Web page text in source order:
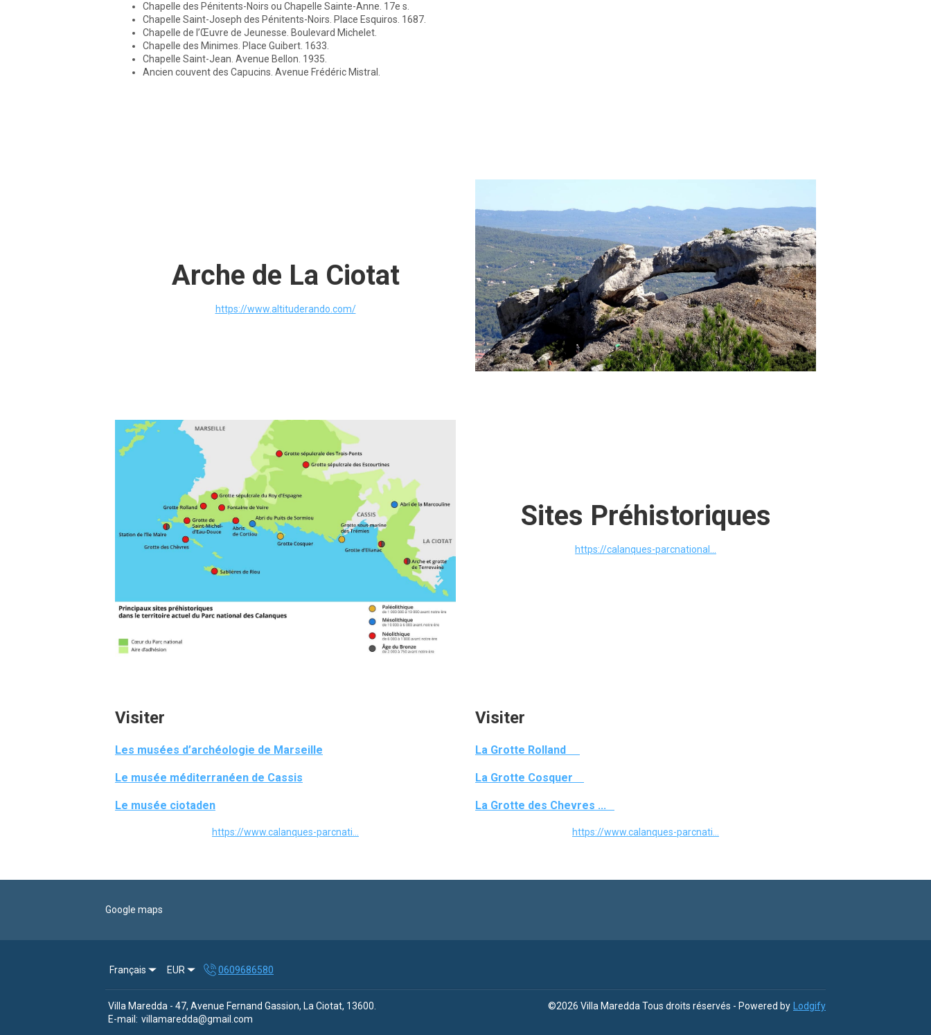
Chapelle des Pénitents-Noirs ou Chapelle Sainte-Anne. 17e s.
Chapelle Saint-Joseph des Pénitents-Noirs. Place Esquiros. 1687.
Chapelle de l’Œuvre de Jeunesse. Boulevard Michelet.
Chapelle des Minimes. Place Guibert. 1633.
Chapelle Saint-Jean. Avenue Bellon. 1935.
Ancien couvent des Capucins. Avenue Frédéric Mistral.
Arche de La Ciotat
https://www.altituderando.com/
Sites Préhistoriques
https://calanques-parcnational...
Visiter
Les musées d’archéologie de Marseille
Le musée méditerranéen de Cassis
Le musée ciotaden
https://www.calanques-parcnati...
Visiter
La Grotte Rolland
La Grotte Cosquer
La Grotte des Chevres ...
https://www.calanques-parcnati...
Google maps
Français EUR 0609686580
Villa Maredda - 47, Avenue Fernand Gassion, La Ciotat, 13600
E-mail: villamaredda@gmail.com
©2026 Villa Maredda Tous droits réservés - Powered by Lodgify